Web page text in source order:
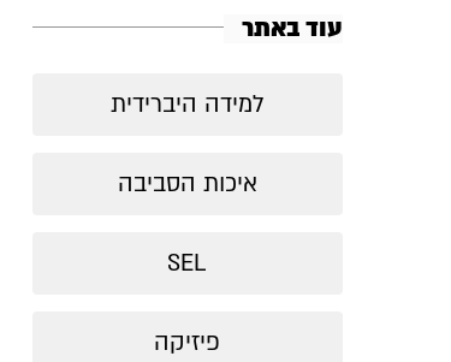
עוד באתר
למידה היברידית
איכות הסביבה
SEL
פיזיקה